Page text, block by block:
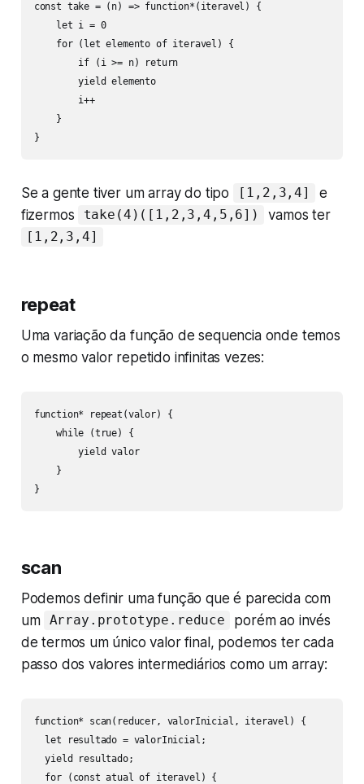
const take = (n) => function*(iteravel) {
    let i = 0
    for (let elemento of iteravel) {
        if (i >= n) return
        yield elemento
        i++
    }
}
Se a gente tiver um array do tipo [1,2,3,4]
e
fizermos
take(4)([1,2,3,4,5,6]) vamos ter
[1,2,3,4]
repeat
Uma variação da função de sequencia onde temos
o mesmo valor repetido infinitas vezes:
function* repeat(valor) {
    while (true) {
        yield valor
    }
}
scan
Podemos definir uma função que é parecida com
um Array.prototype.reduce
porém ao invés
de termos um único valor final, podemos ter cada
passo dos valores intermediários como um array:
function* scan(reducer, valorInicial, iteravel) {
  let resultado = valorInicial;
  yield resultado;
  for (const atual of iteravel) {